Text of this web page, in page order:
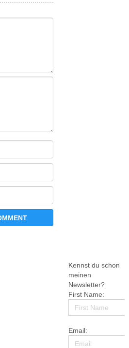
Kennst du schon
meinen
Newsletter?
First Name:
Email: